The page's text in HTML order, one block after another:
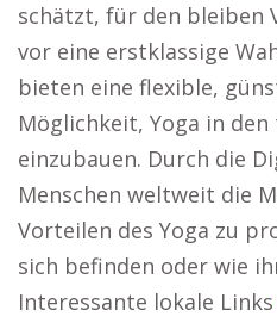
schätzt, für den bleiben
vor eine erstklassige
bieten eine flexible,
Möglichkeit, Yoga in
einzubauen. Durch die
Menschen weltweit die
Vorteilen des Yoga zu
sich befinden oder wie
Interessante lokale Links